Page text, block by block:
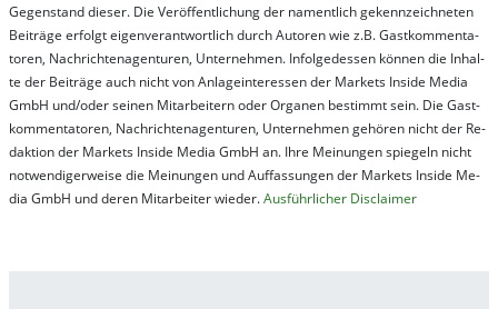
Ge­gen­stand die­ser. Die Ver­öf­fent­lich­ung der na­ment­lich ge­kenn­zeich­net­en
Bei­trä­ge er­folgt ei­gen­ver­ant­wort­lich durch Au­tor­en wie z.B. Gast­kom­men­ta­
tor­en, Nach­richt­en­ag­en­tur­en, Un­ter­neh­men. In­fol­ge­des­sen kön­nen die In­hal­
te der Bei­trä­ge auch nicht von An­la­ge­in­te­res­sen der Mar­kets In­side Me­dia
GmbH und/oder sei­nen Mit­ar­bei­tern oder Or­ga­nen be­stim­mt sein. Die Gast­
kom­men­ta­tor­en, Nach­rich­ten­ag­en­tur­en, Un­ter­neh­men ge­hör­en nicht der Re­
dak­tion der Mar­kets In­side Me­dia GmbH an. Ihre Mei­nung­en spie­geln nicht
not­wen­di­ger­wei­se die Mei­nung­en und Auf­fas­sung­en der Mar­kets In­side Me­
dia GmbH und de­ren Mit­ar­bei­ter wie­der.Aus­führ­lich­er Dis­clai­mer